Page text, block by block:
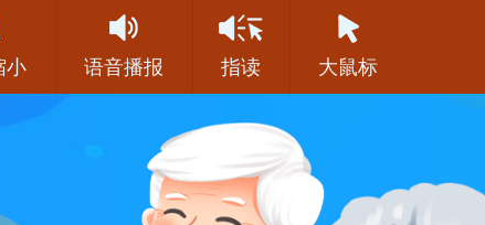
小 语音播报 指读 大鼠标